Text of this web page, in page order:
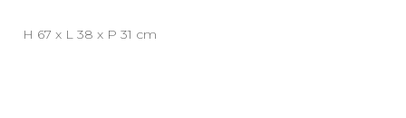
H 67 x L 38 x P 31 cm